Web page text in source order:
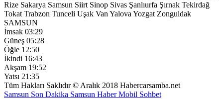
Rize Sakarya Samsun Siirt Sinop Sivas Şanlıurfa Şırnak Tekirdağ
Tokat Trabzon Tunceli Uşak Van Yalova Yozgat Zonguldak
SAMSUN
İmsak 03:29
Güneş 05:28
Öğle 12:50
İkindi 16:43
Akşam 19:52
Yatsı 21:35
Tüm Hakları Saklıdır © Aralık 2018 Habercarsamba.net
Samsun Son Dakika Samsun HaberMobil Sohbet